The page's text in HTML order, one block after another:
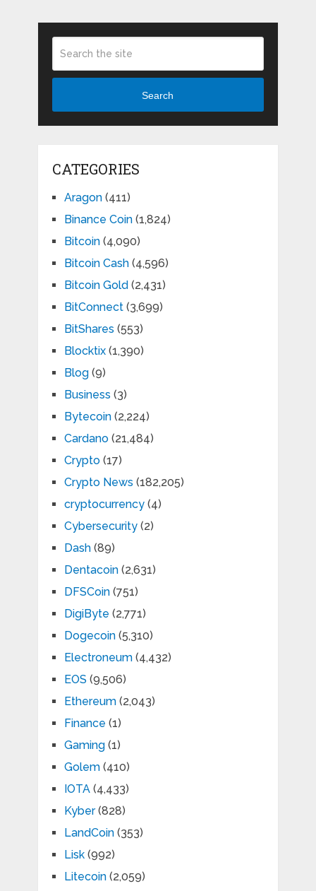
Search
CATEGORIES
Aragon(411)
Binance Coin(1,824)
Bitcoin(4,090)
Bitcoin Cash(4,596)
Bitcoin Gold (2,431)
BitConnect(3,699)
BitShares (553)
Blocktix(1,390)
Blog(9)
Business (3)
Bytecoin(2,224)
Cardano(21,484)
Crypto(17)
Crypto News (182,205)
cryptocurrency(4)
Cybersecurity(2)
Dash(89)
Dentacoin(2,631)
DFSCoin(751)
DigiByte (2,771)
Dogecoin(5,310)
Electroneum(4,432)
EOS (9,506)
Ethereum(2,043)
Finance (1)
Gaming(1)
Golem(410)
IOTA(4,433)
Kyber(828)
LandCoin(353)
Lisk(992)
Litecoin(2,059)